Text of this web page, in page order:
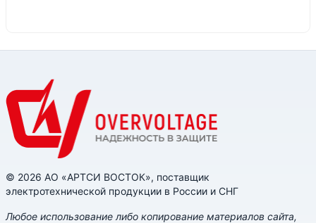
© 2026 АО «АРТСИ ВОСТОК», поставщик
электротехнической продукции в России и СНГ
Любое использование либо копирование материалов сайта,